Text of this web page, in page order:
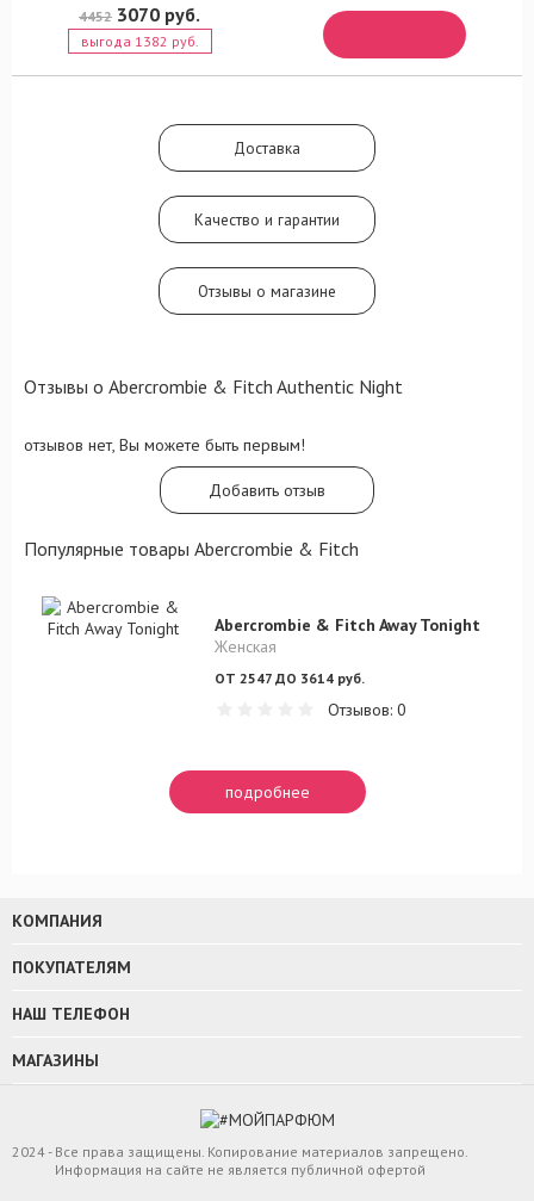
4452 3070 руб.
выгода 1382 руб.
Доставка
Качество и гарантии
Отзывы о магазине
Отзывы о Abercrombie & Fitch Authentic Night
отзывов нет, Вы можете быть первым!
Добавить отзыв
Популярные товары Abercrombie & Fitch
Abercrombie & Fitch Away Tonight
Женская
ОТ 2547 ДО 3614 руб.
Отзывов: 0
подробнее
КОМПАНИЯ
ПОКУПАТЕЛЯМ
НАШ ТЕЛЕФОН
МАГАЗИНЫ
2024 - Все права защищены. Копирование материалов запрещено.
Информация на сайте не является публичной офертой